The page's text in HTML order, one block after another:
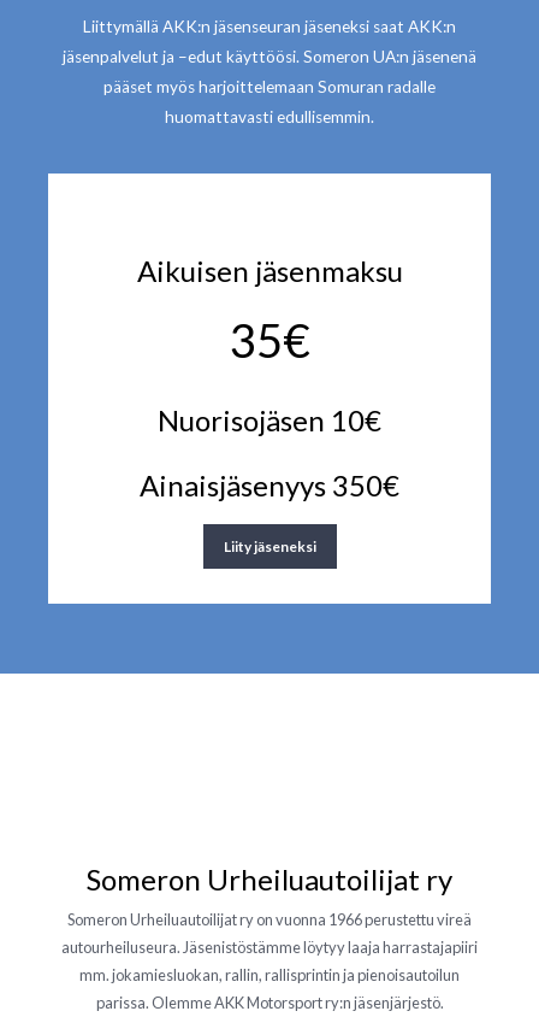
Liittymällä AKK:n jäsenseuran jäseneksi saat AKK:n
jäsenpalvelut ja –edut käyttöösi. Someron UA:n jäsenenä
pääset myös harjoittelemaan Somuran radalle
huomattavasti edullisemmin.
Aikuisen jäsenmaksu
35€
Nuorisojäsen 10€
Ainaisjäsenyys 350€
Liity jäseneksi
Someron Urheiluautoilijat ry
Someron Urheiluautoilijat ry on vuonna 1966 perustettu vireä
autourheiluseura. Jäsenistöstämme löytyy laaja harrastajapiiri
mm. jokamiesluokan, rallin, rallisprintin ja pienoisautoilun
parissa. Olemme AKK Motorsport ry:n jäsenjärjestö.